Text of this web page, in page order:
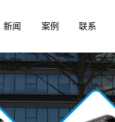
新闻 案例 联系